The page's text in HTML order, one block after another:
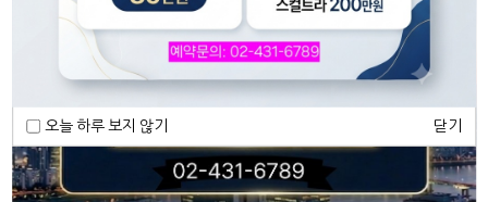
오늘 하루 보지 않기 닫기
more more